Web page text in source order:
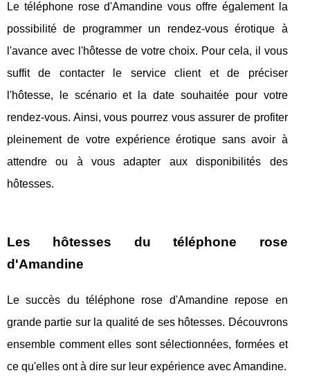
Le téléphone rose d'Amandine vous offre également la
possibilité de programmer un rendez-vous érotique à
l'avance avec l'hôtesse de votre choix. Pour cela, il vous
suffit de contacter le service client et de préciser
l'hôtesse, le scénario et la date souhaitée pour votre
rendez-vous. Ainsi, vous pourrez vous assurer de profiter
pleinement de votre expérience érotique sans avoir à
attendre ou à vous adapter aux disponibilités des
hôtesses.
Les hôtesses du téléphone rose
d'Amandine
Le succès du téléphone rose d'Amandine repose en
grande partie sur la qualité de ses hôtesses. Découvrons
ensemble comment elles sont sélectionnées, formées et
ce qu'elles ont à dire sur leur expérience avec Amandine.